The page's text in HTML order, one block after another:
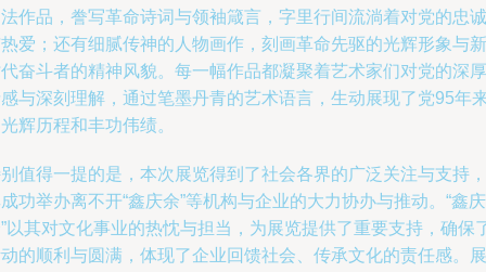
作品，誊写革命诗词与领袖箴言，字里行间流淌着对党的忠诚
爱；还有细腻传神的人物画作，刻画革命先驱的光辉形象与新
奋斗者的精神风貌。每一幅作品都凝聚着艺术家们对党的深厚
与深刻理解，通过笔墨丹青的艺术语言，生动展现了党95年
辉历程和丰功伟绩。
值得一提的是，本次展览得到了社会各界的广泛关注与支持，
功举办离不开“鑫庆余”等机构与企业的大力协办与推动。“鑫庆
以其对文化事业的热忱与担当，为展览提供了重要支持，确保
的顺利与圆满，体现了企业回馈社会、传承文化的责任感。展